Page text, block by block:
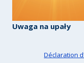
Uwaga na upały
Déclaration